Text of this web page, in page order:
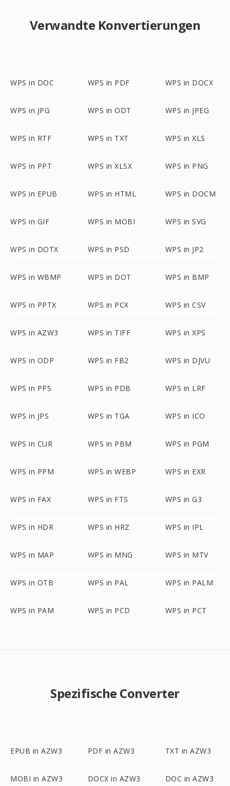
Verwandte Konvertierungen
WPS in DOC WPS in PDF WPS in DOCX
WPS in JPG WPS in ODT WPS in JPEG
WPS in RTF WPS in TXT WPS in XLS
WPS in PPT WPS in XLSX WPS in PNG
WPS in EPUB WPS in HTML WPS in DOCM
WPS in GIF WPS in MOBI WPS in SVG
WPS in DOTX WPS in PSD WPS in JP2
WPS in WBMP WPS in DOT WPS in BMP
WPS in PPTX WPS in PCX WPS in CSV
WPS in AZW3 WPS in TIFF WPS in XPS
WPS in ODP WPS in FB2 WPS in DJVU
WPS in PPS WPS in PDB WPS in LRF
WPS in JPS WPS in TGA WPS in ICO
WPS in CUR WPS in PBM WPS in PGM
WPS in PPM WPS in WEBP WPS in EXR
WPS in FAX WPS in FTS WPS in G3
WPS in HDR WPS in HRZ WPS in IPL
WPS in MAP WPS in MNG WPS in MTV
WPS in OTB WPS in PAL WPS in PALM
WPS in PAM WPS in PCD WPS in PCT
Spezifische Converter
EPUB in AZW3 PDF in AZW3 TXT in AZW3
MOBI in AZW3 DOCX in AZW3 DOC in AZW3